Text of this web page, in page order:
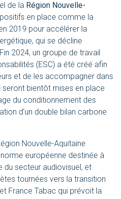
de la Région Nouvelle-
en place comme la
2019 pour accélérer la
qui se décline
2024, un groupe de travail
(ESC) a été créé afin
et de les accompagner dans
seront bientôt mises en place
du conditionnement des
d’un double bilan carbone
Nouvelle-Aquitaine
européenne destinée à
du secteur audiovisuel, et
tournées vers la transition
France Tabac qui prévoit la